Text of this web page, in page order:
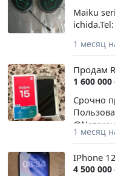
Maiku
1 месяц
Продам
1 600
Срочно
1 месяц
IPhone
4 500 000